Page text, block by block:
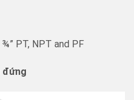
¾” PT, NPT and PF
đứng